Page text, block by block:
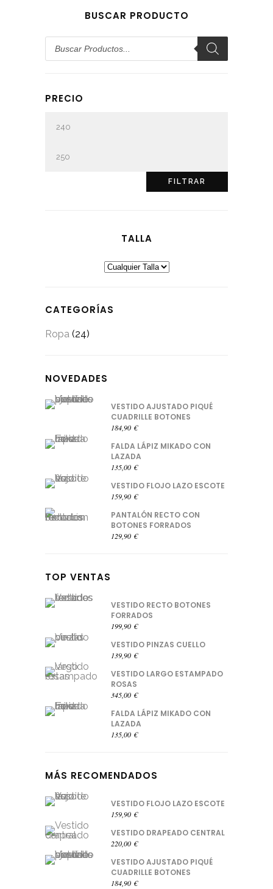
BUSCAR PRODUCTO
Búsqueda
PRECIO
mínimo
máximo
FILTRAR
TALLA
CATEGORÍAS
Ropa (24)
NOVEDADES
VESTIDO AJUSTADO PIQUÉ
CUADRILLE BOTONES
184,90 €
FALDA LÁPIZ MIKADO CON
LAZADA
135,00 €
VESTIDO FLOJO LAZO ESCOTE
159,90 €
PANTALÓN RECTO CON
BOTONES FORRADOS
129,90 €
TOP VENTAS
VESTIDO RECTO BOTONES
FORRADOS
199,90 €
VESTIDO PINZAS CUELLO
139,90 €
VESTIDO LARGO ESTAMPADO
ROSAS
345,00 €
FALDA LÁPIZ MIKADO CON
LAZADA
135,00 €
MÁS RECOMENDADOS
VESTIDO FLOJO LAZO ESCOTE
159,90 €
VESTIDO DRAPEADO CENTRAL
220,00 €
VESTIDO AJUSTADO PIQUÉ
CUADRILLE BOTONES
184,90 €